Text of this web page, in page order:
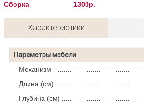
Сборка 1300р.
Характеристики
Параметры мебели
Механизм
Длина (см)
Глубина (см)